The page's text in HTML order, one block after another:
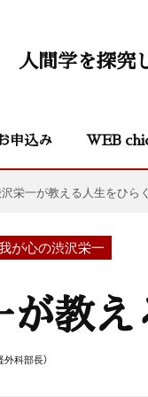
人間学を探究
申込み WEB
栄一が教える人生をひら
が心の渋沢栄一
教
科部長）